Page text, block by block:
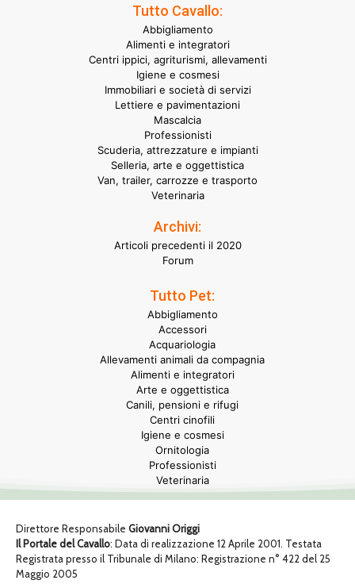
Tutto Cavallo:
Abbigliamento
Alimenti e integratori
Centri ippici, agriturismi, allevamenti
Igiene e cosmesi
Immobiliari e società di servizi
Lettiere e pavimentazioni
Mascalcia
Professionisti
Scuderia, attrezzature e impianti
Selleria, arte e oggettistica
Van, trailer, carrozze e trasporto
Veterinaria
Archivi:
Articoli precedenti il 2020
Forum
Tutto Pet:
Abbigliamento
Accessori
Acquariologia
Allevamenti animali da compagnia
Alimenti e integratori
Arte e oggettistica
Canili, pensioni e rifugi
Centri cinofili
Igiene e cosmesi
Ornitologia
Professionisti
Veterinaria
Direttore Responsabile Giovanni Origgi
Il Portale del Cavallo: Data di realizzazione 12 Aprile 2001. Testata
Registrata presso il Tribunale di Milano: Registrazione n° 422 del 25
Maggio 2005